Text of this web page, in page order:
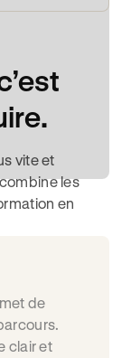
vite et
les
en
de
clair et